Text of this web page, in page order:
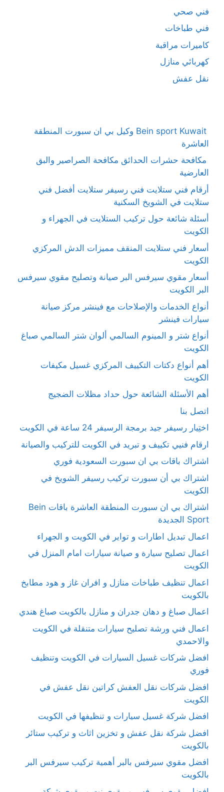
فني صحي
فني طباخات
كاميرات مراقبة
كهربائي منازل
نقل عفش
Bein sport Kuwait وكيل بي ان سبورت المنطقة
العاشرة
مكافحة حشرات الحدائق مكافحة الصراصير والبق
العارضية
أرقام فني ستلايت فني رسيفر ستلايت أفضل فني
ستلايت في الشويخ السكنية
أسئلة شائعة حول تركيب الستلايت في الجهراء و
الكويت
أسعار فني ستلايت المنقف مميزات الدش المركزي
الكويت
أسعار مقوي سيرفس البر صيانة وتصليح مقوي سيرفس
البر الكويت
أنواع الخدمات والإصلاحات مع فينشر مركز صيانة
سيارات فينشر
أنواع شتر و المينوم السالمي ألوان شتر السالمي صباغ
الكويت
أهم أنواع دكتات التكييف المركزي غسيل مكيفات
الكويت
أهم الأسئلة الشائعة حول حداد مظلات الضجيج
اتصل بنا
اختِيار رسيفر جيد برمجة الرسيفر 24 ساعة في الكويت
ارقام فنيي تكييف و تبريد في الكويت للتركيب والصيانة
اشتراك باقات بي ان سبورت السعودية فوري
اشتراك بي أن سبورت تركيب رسيفر الشويخ في
الكويت
اشتراك بي ان سبورت المنطقة العاشرة باقات Bein
Sport الجديدة
اعمال تبديل اطارات و تواير في الكويت و الجهراء
اعمال تصليح سيارة و صيانة سيارات امام المنزل في
الكويت
اعمال تنظيف طباخات منازل و افران غاز و هود مطابخ
بالكويت
اعمال صباغ و دهان جدران و منازل بالكويت صباغ هندي
اعمال فني ورشة تصليح سيارات متنقلة في الكويت
والاحمدي
افضل شركات غسيل السيارات في الكويت وتنظيف
فوري
افضل شركات نقل العفش كراتين نقل عفش في
الكويت
افضل شركة غسيل سيارات و تنظيفها في الكويت
افضل شركة نقل عفش و تخزين اثاث و تركيب ستائر
بالكويت
افضل مقوي سيرفس بالبر أهمية تركيب سيرفس البر
بالكويت